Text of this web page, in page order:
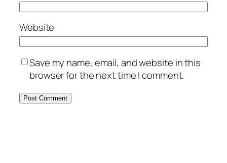
Website
Save my name, email, and website in this
browser for the next time I comment.